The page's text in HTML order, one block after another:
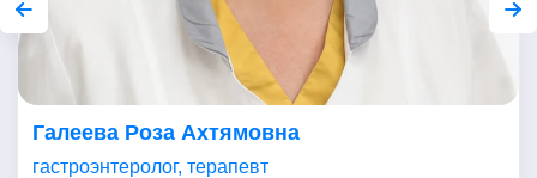
Галеева Роза Ахтямовна
гастроэнтеролог, терапевт